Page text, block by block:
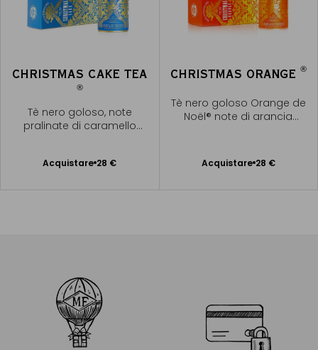
CHRISTMAS CAKE TEA
®
Tè nero goloso, note
pralinate di caramello
Acquistare 28 €
Aggiungere
CHRISTMAS ORANGE ®
Tè nero goloso Orange de
Noël® note di arancia
Acquistare 28 €
Aggiungere